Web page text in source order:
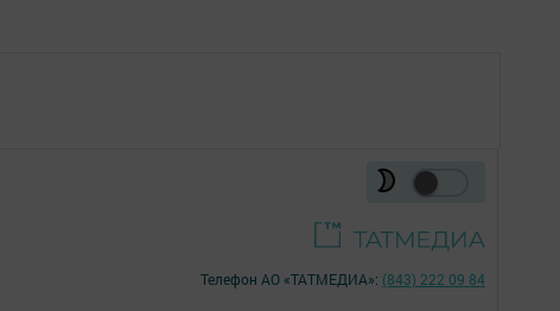
Телефон АО «ТАТМЕДИА»: (843) 222 09 84